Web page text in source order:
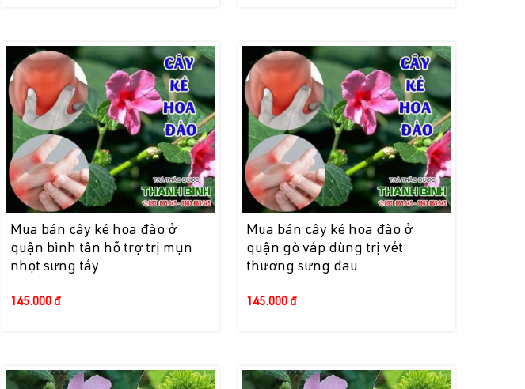
Mua bán cây ké hoa đào ở
quận bình tân hỗ trợ trị mụn
nhọt sưng tấy
145.000 đ
Mua bán cây ké hoa đào ở
quận gò vấp dùng trị vết
thương sưng đau
145.000 đ